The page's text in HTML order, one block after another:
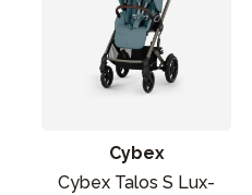
Cybex
Cybex Talos S Lux-